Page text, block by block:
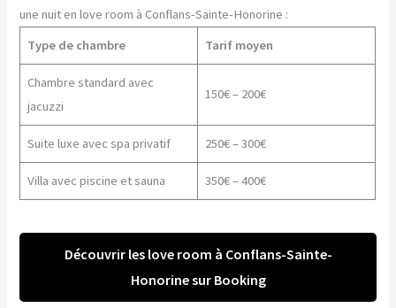
une nuit en love room à Conflans-Sainte-Honorine :
Type de chambre
Tarif moyen
Chambre standard avec
jacuzzi
150€ – 200€
Suite luxe avec spa privatif 250€ – 300€
Villa avec piscine et sauna 350€ – 400€
Découvrir les love room à Conflans-Sainte-
Honorine sur Booking